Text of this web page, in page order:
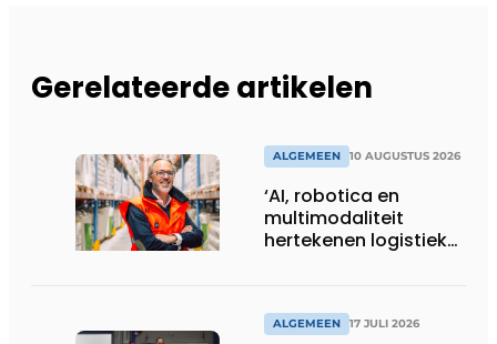
Gerelateerde artikelen
ALGEMEEN 10 AUGUSTUS 2026
‘AI, robotica en
multimodaliteit
hertekenen logistieke
ALGEMEEN 17 JULI 2026